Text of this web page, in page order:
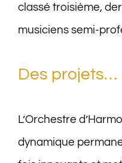
classé troisième,
musiciens semi-
Des projets…
L’Orchestre
dynamique